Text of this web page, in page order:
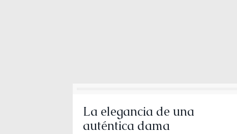
La elegancia de una
auténtica dama